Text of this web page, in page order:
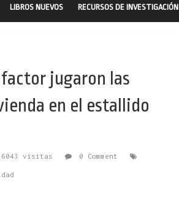
LIBROS NUEVOS RECURSOS DE INVESTIGACIÓN
jugaron las
en el estallido
6043 visitas 0 Comment